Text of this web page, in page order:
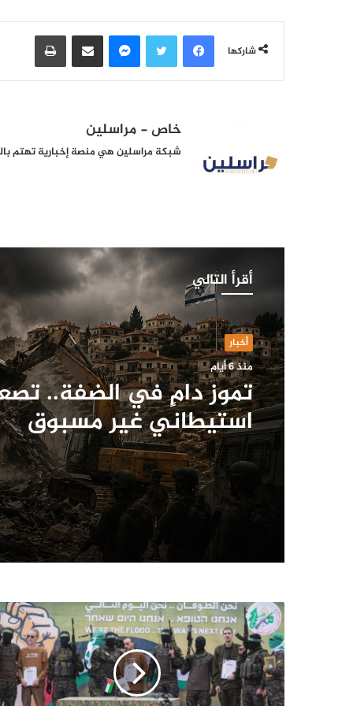
شاركها
فيسبوكتويتر ماسنجر مشاركة عبر البريد طباعة
خاص - مراسلين
شبكة مراسلين هي منصة إخبارية تهتم
أقرأ التالي
أخبار
منذ 6 أيام
تموز دامٍ في الضفة..
استيطاني غير مسبوق